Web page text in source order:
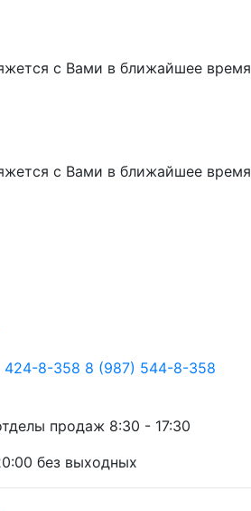
с Вами в ближайшее время
с Вами в ближайшее время
424-8-358 8 (987) 544-8-358
продаж 8:30 - 17:30
без выходных